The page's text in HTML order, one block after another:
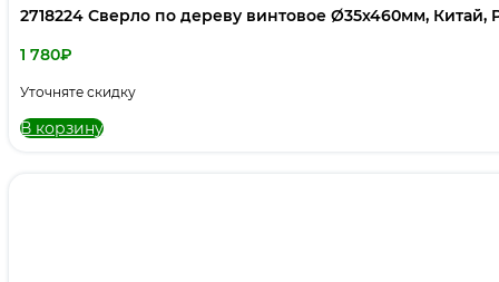
2718224 Сверло по дереву винтовое Ø35х460мм, Китай,
1 780₽
Уточняте скидку
В корзину